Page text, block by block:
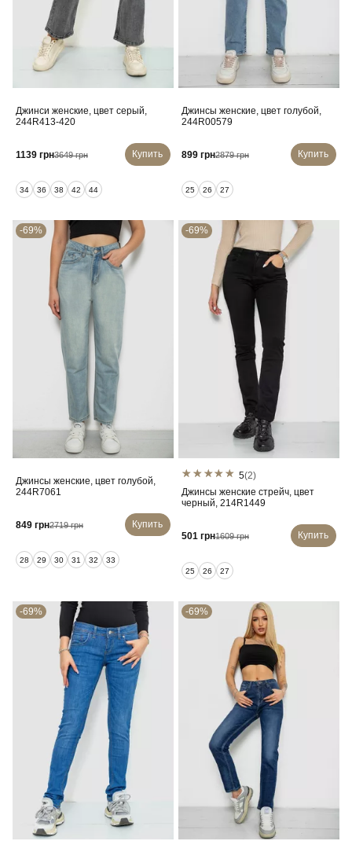
Джинси женские, цвет серый,
244R413-420
1139 грн3649 грн Купить
34 36 38 42 44
Джинсы женские, цвет голубой,
244R00579
899 грн2879 грн Купить
25 26 27
-69%
Джинсы женские, цвет голубой,
244R7061
849 грн2719 грн Купить
28 29 30 31 32 33
-69%
5(2)
Джинсы женские стрейч, цвет
черный, 214R1449
501 грн1609 грн Купить
25 26 27
-69% -69%